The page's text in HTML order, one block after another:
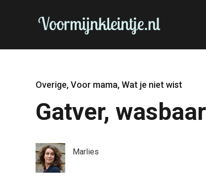
Overige,Voor mama,Wat je niet wist
Gatver,
Marlies